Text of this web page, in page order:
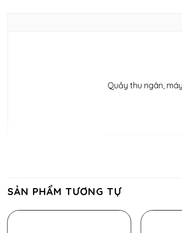
Quầy thu ngân,
Tính năng nổi bật
Kẹp có khóa chống trộm tích hợp — an
SẢN PHẨM TƯƠNG TỰ